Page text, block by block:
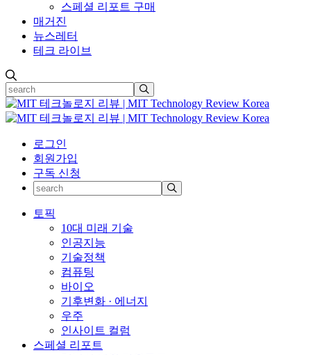
스페셜 리포트 구매
매거진
뉴스레터
테크 라이브
로그인
회원가입
구독 신청
토픽
10대 미래 기술
인공지능
기술정책
컴퓨팅
바이오
기후변화 · 에너지
우주
인사이트 컬럼
스페셜 리포트